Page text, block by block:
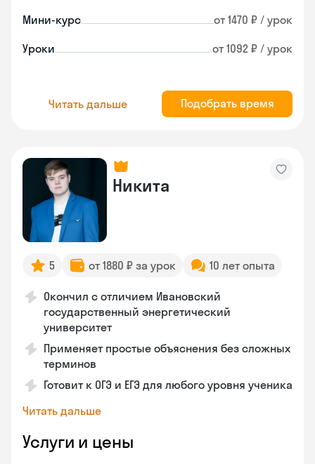
Мини-курс от 1470 ₽ / урок
Уроки от 1092 ₽ / урок
Читать дальше Подобрать время
Никита
5 от 1880 ₽ за урок 10 лет опыта
Окончил с отличием Ивановский
государственный энергетический
университет
Применяет простые объяснения без сложных
терминов
Готовит к ОГЭ и ЕГЭ для любого уровня ученика
Читать дальше
Услуги и цены